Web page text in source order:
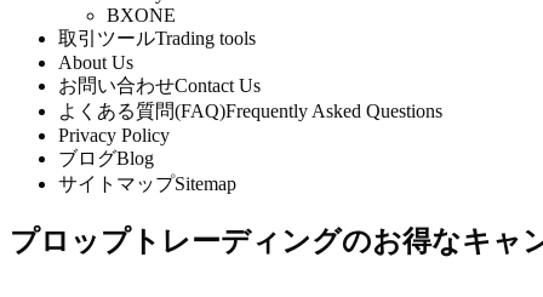
BXONE
取引ツールTrading tools
About Us
お問い合わせContact Us
よくある質問(FAQ)Frequently Asked Questions
Privacy Policy
ブログBlog
サイトマップSitemap
プロップトレーディングのお得なキャ